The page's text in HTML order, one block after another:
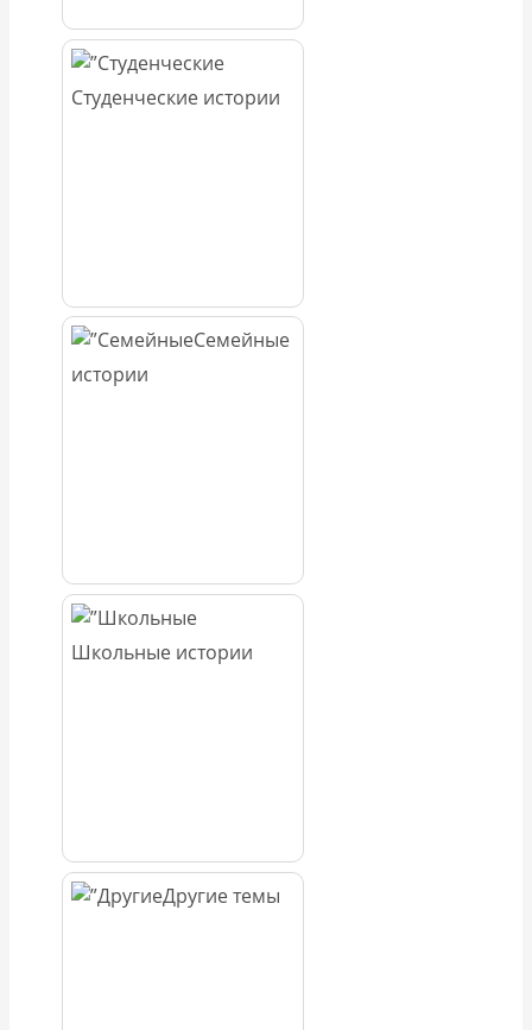
Студенческие истории
Семейные
истории
Школьные истории
Другие темы